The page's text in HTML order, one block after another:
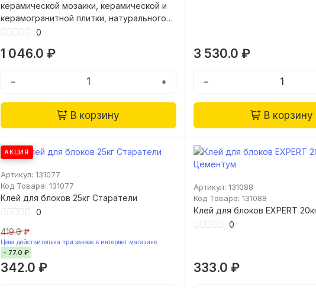
керамической мозаики, керамической и
керамогранитной плитки, натурального
камня (модель:)
0
1 046.0 ₽
− +
В корзину
3 530.0 ₽
−
В корзину
АКЦИЯ
Артикул: 131077
Код Товара: 131077
Клей для блоков 25кг Старатели
0
419.0 ₽
Цена действительна при заказе в интернет магазине.
- 77.0 ₽
342.0 ₽
Артикул: 131088
Код Товара: 131088
Клей для блоков EXPERT
0
333.0 ₽